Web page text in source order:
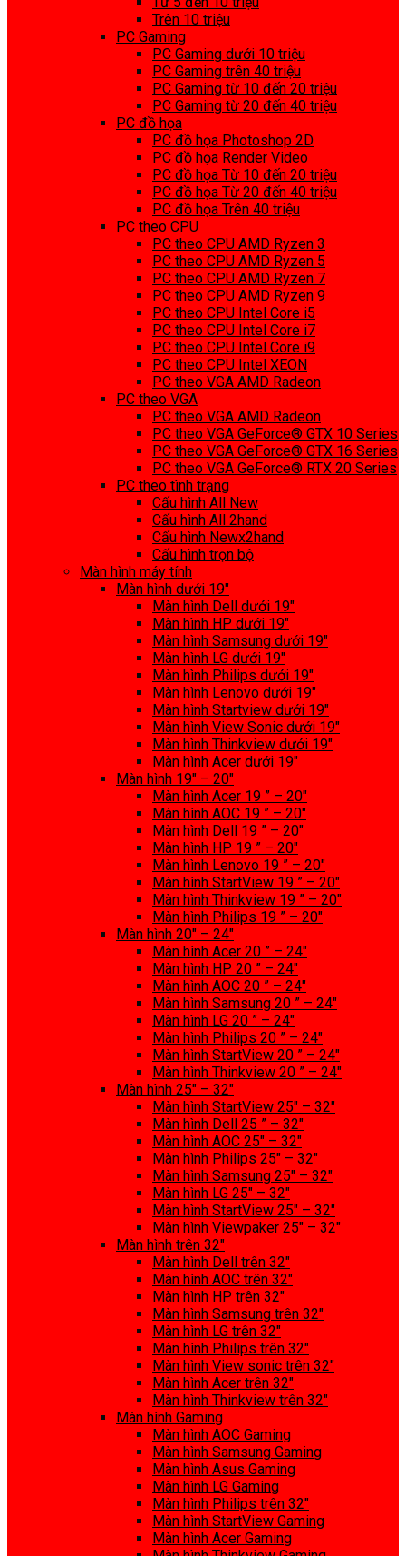
Trên 10 triệu
PC Gaming
PC Gaming dưới 10 triệu
PC Gaming trên 40 triệu
PC Gaming từ 10 đến 20 triệu
PC Gaming từ 20 đến 40 triệu
PC đồ họa
PC đồ họa Photoshop 2D
PC đồ họa Render Video
PC đồ họa Từ 10 đến 20 triệu
PC đồ họa Từ 20 đến 40 triệu
PC đồ họa Trên 40 triệu
PC theo CPU
PC theo CPU AMD Ryzen 3
PC theo CPU AMD Ryzen 5
PC theo CPU AMD Ryzen 7
PC theo CPU AMD Ryzen 9
PC theo CPU Intel Core i5
PC theo CPU Intel Core i7
PC theo CPU Intel Core i9
PC theo CPU Intel XEON
PC theo VGA AMD Radeon
PC theo VGA
PC theo VGA AMD Radeon
PC theo VGA GeForce® GTX 10 Series
PC theo VGA GeForce® GTX 16 Series
PC theo VGA GeForce® RTX 20 Series
PC theo tình trạng
Cấu hình All New
Cấu hình All 2hand
Cấu hình Newx2hand
Cấu hình trọn bộ
Màn hình máy tính
Màn hình dưới 19″
Màn hình Dell dưới 19″
Màn hình HP dưới 19″
Màn hình Samsung dưới 19″
Màn hình LG dưới 19″
Màn hình Philips dưới 19″
Màn hình Lenovo dưới 19″
Màn hình Startview dưới 19″
Màn hình View Sonic dưới 19″
Màn hình Thinkview dưới 19″
Màn hình Acer dưới 19″
Màn hình 19″ – 20″
Màn hình Acer 19 ” – 20″
Màn hình AOC 19 ” – 20″
Màn hình Dell 19 ” – 20″
Màn hình HP 19 ” – 20″
Màn hình Lenovo 19 ” – 20″
Màn hình StartView 19 ” – 20″
Màn hình Thinkview 19 ” – 20″
Màn hình Philips 19 ” – 20″
Màn hình 20″ – 24″
Màn hình Acer 20 ” – 24″
Màn hình HP 20 ” – 24″
Màn hình AOC 20 ” – 24″
Màn hình Samsung 20 ” – 24″
Màn hình LG 20 ” – 24″
Màn hình Philips 20 ” – 24″
Màn hình StartView 20 ” – 24″
Màn hình Thinkview 20 ” – 24″
Màn hình 25″ – 32″
Màn hình StartView 25″ – 32″
Màn hình Dell 25 ” – 32″
Màn hình AOC 25″ – 32″
Màn hình Philips 25″ – 32″
Màn hình Samsung 25″ – 32″
Màn hình LG 25″ – 32″
Màn hình StartView 25″ – 32″
Màn hình Viewpaker 25″ – 32″
Màn hình trên 32″
Màn hình Dell trên 32″
Màn hình AOC trên 32″
Màn hình HP trên 32″
Màn hình Samsung trên 32″
Màn hình LG trên 32″
Màn hình Philips trên 32″
Màn hình View sonic trên 32″
Màn hình Acer trên 32″
Màn hình Thinkview trên 32″
Màn hình Gaming
Màn hình AOC Gaming
Màn hình Samsung Gaming
Màn hình Asus Gaming
Màn hình LG Gaming
Màn hình Philips trên 32″
Màn hình StartView Gaming
Màn hình Acer Gaming